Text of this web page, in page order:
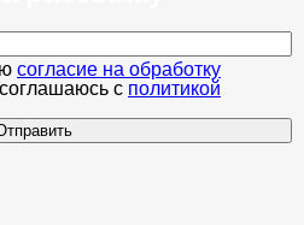
согласие на обработку
с политикой